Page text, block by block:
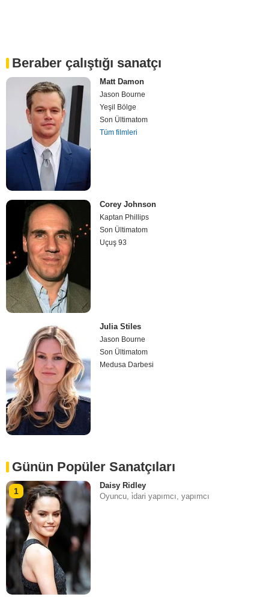
Beraber çalıştığı sanatçı
Matt Damon
Jason Bourne
Yeşil Bölge
Son Ültimatom
Tüm filmleri
Corey Johnson
Kaptan Phillips
Son Ültimatom
Uçuş 93
Julia Stiles
Jason Bourne
Son Ültimatom
Medusa Darbesi
Günün Popüler Sanatçıları
1
Daisy Ridley
Oyuncu, i̇dari yapımcı, yapımcı